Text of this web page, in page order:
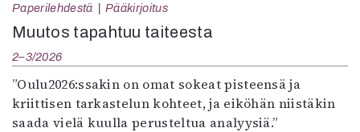
Paperilehdestä Pääkirjoitus
Muutos tapahtuu taiteesta
2–3/2026
”Oulu2026:ssakin on omat sokeat pisteensä ja
kriittisen tarkastelun kohteet, ja eiköhän niistäkin
saada vielä kuulla perusteltua analyysiä.”